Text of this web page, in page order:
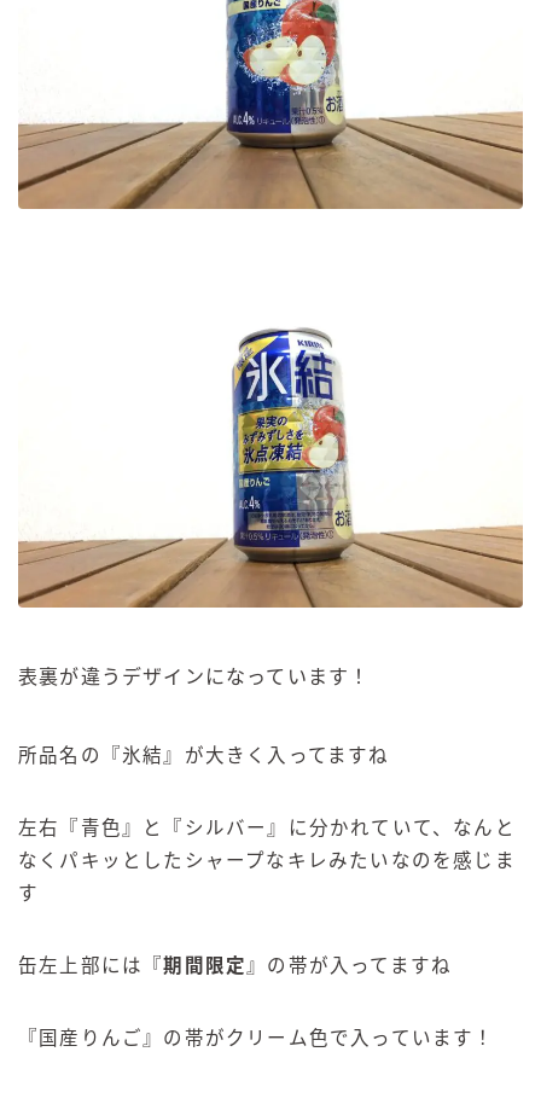
表裏が違うデザインになっています！
所品名の『氷結』が大きく入ってますね
左右『青色』と『シルバー』に分かれていて、なんと
なくパキッとしたシャープなキレみたいなのを感じま
す
缶左上部には『期間限定 』の帯が入ってますね
『国産りんご』の帯がクリーム色で入っています！